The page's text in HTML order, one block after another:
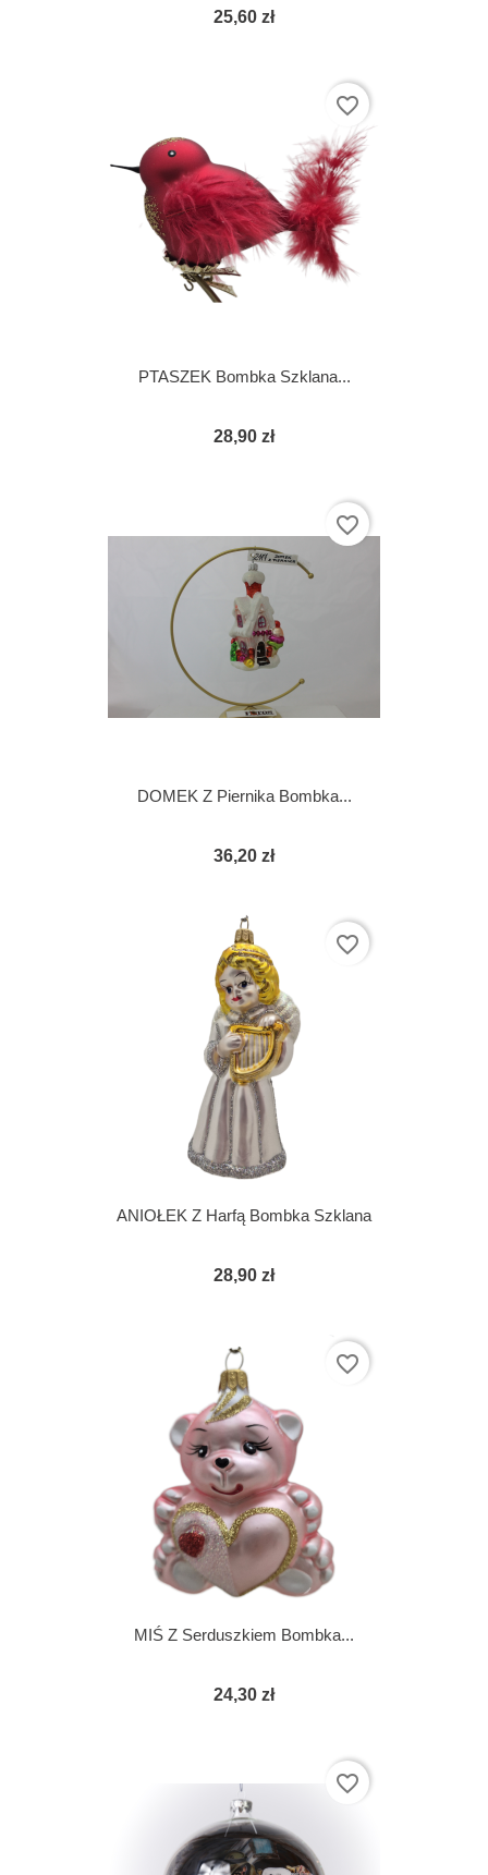
25,60 zł
PTASZEK Bombka Szklana...
28,90 zł
favorite_border
DOMEK Z Piernika Bombka...
36,20 zł
favorite_border
ANIOŁEK Z Harfą Bombka Szklana
28,90 zł
favorite_border
MIŚ Z Serduszkiem Bombka...
24,30 zł
favorite_border
favorite_border